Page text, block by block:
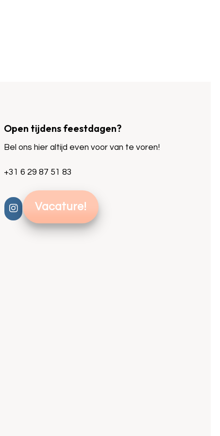
Open tijdens feestdagen?
Bel ons hier altijd even voor van te voren!
+31 6 29 87 51 83
Vacature!